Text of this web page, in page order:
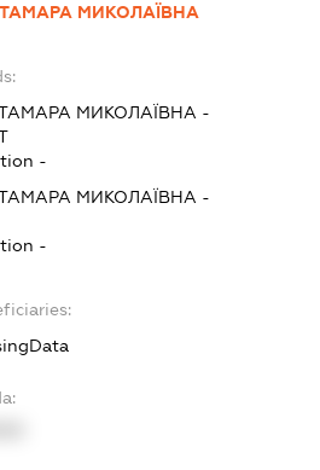
МИКОЛАЇВНА
МИКОЛАЇВНА -
-
МИКОЛАЇВНА -
-